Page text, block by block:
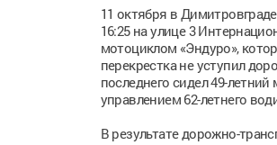
11 октября в
16:25 на улице 3
мотоциклом «Эндуро»,
перекрестка не уступил
последнего сидел 49-
управлением 62-летнего
В результате дорожно-